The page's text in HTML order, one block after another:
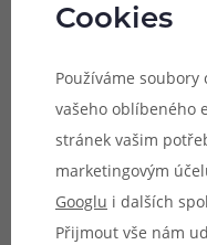
chuť čerstvě natrhaných
Přesně to na vás čeká v
Cherry Raspberry Ice.
chladivosti pro umocnění
celkového požitku.
Skladem na 7 prodejnách
Cookies
Používáme
vašeho oblíbeného
stránek vašim
marketingovým
Googlu i dalších
Přijmout vše nám